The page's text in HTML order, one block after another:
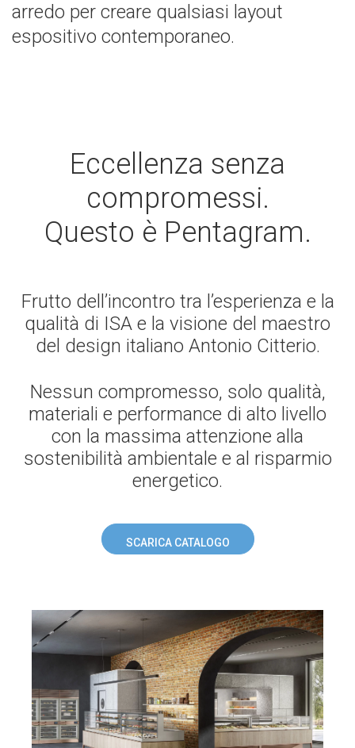
arredo per creare qualsiasi layout
espositivo contemporaneo.
Eccellenza senza
compromessi.
Questo è Pentagram.
Frutto dell’incontro tra l’esperienza e la
qualità di ISA e la visione del maestro
del design italiano Antonio Citterio.
Nessun compromesso, solo qualità,
materiali e performance di alto livello
con la massima attenzione alla
sostenibilità ambientale e al risparmio
energetico.
SCARICA CATALOGO